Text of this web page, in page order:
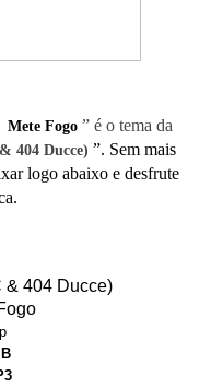
Mete Fogo ” é o tema da
404 Ducce) ”. Sem mais
logo abaixo e desfrute
& 404 Ducce)